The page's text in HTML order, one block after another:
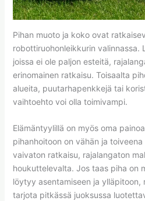
Pihan muoto ja koko ovat
robottiruohonleikkurin valinnassa.
joissa ei ole paljon esteitä,
erinomainen ratkaisu. Toisaalta
alueita, puutarhapenkkejä tai
vaihtoehto voi olla toimivampi.
Elämäntyylillä on myös oma
pihanhoitoon on vähän ja toiveena
vaivaton ratkaisu, rajalangaton
houkuttelevalta. Jos taas piha on
löytyy asentamiseen ja ylläpitoon,
tarjota pitkässä juoksussa